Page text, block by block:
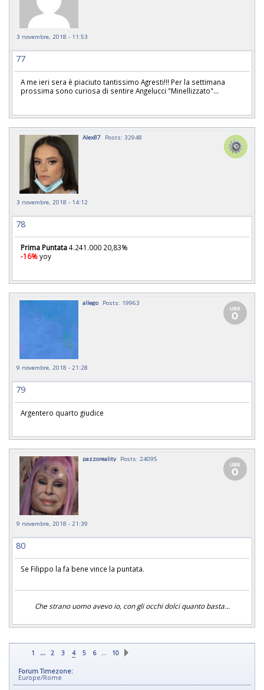
3 novembre, 2018 - 11:53
77
A me ieri sera è piaciuto tantissimo Agresti!!! Per la settimana
prossima sono curiosa di sentire Angelucci "Minellizzato"...
Alex87 Posts: 32948
3 novembre, 2018 - 14:12
78
Prima Puntata4.241.000 20,83%
-16%yoy
allego Posts: 19963
9 novembre, 2018 - 21:28
79
Argentero quarto giudice
pazzoreality Posts: 24095
9 novembre, 2018 - 21:39
80
Se Filippo la fa bene vince la puntata.
Che strano uomo avevo io, con gli occhi dolci quanto basta...
1 ... 2 3 4 5 6 … 10
Forum Timezone:
Europe/Rome